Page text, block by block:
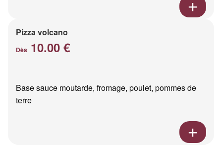
Pizza volcano
Dès 10.00 €
Base sauce moutarde, fromage, poulet, pommes de
terre